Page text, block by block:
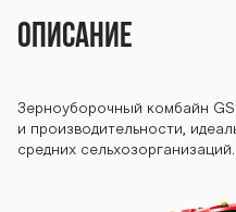
gs400
n-
Описание
Зерноуборочный комбайн
и производительности,
средних сельхозорганизаций.